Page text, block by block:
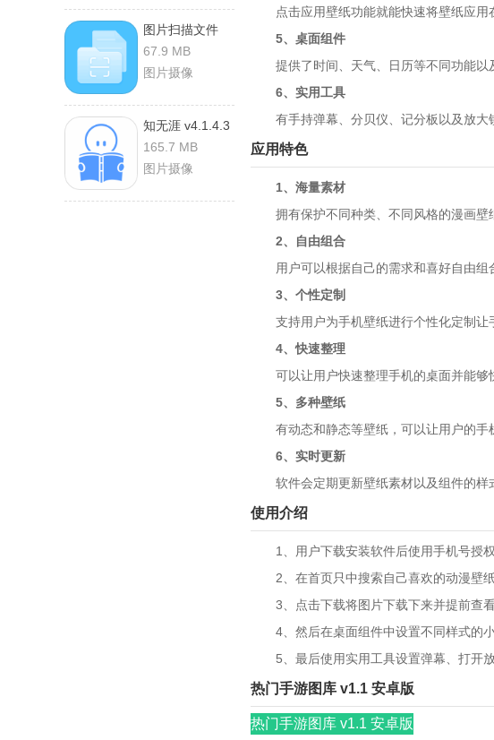
图片扫描文件
v1.1.0 安卓版
67.9 MB
图片摄像
知无涯 v4.1.4.3
安卓版
165.7 MB
图片摄像
点击应用壁纸功能就能快速将壁纸应用
5、桌面组件
提供了时间、天气、日历等不同功能以
6、实用工具
有手持弹幕、分贝仪、记分板以及放大
应用特色
1、海量素材
拥有保护不同种类、不同风格的漫画壁
2、自由组合
用户可以根据自己的需求和喜好自由组
3、个性定制
支持用户为手机壁纸进行个性化定制让
4、快速整理
可以让用户快速整理手机的桌面并能够
5、多种壁纸
有动态和静态等壁纸，可以让用户的手
6、实时更新
软件会定期更新壁纸素材以及组件的样
使用介绍
1、用户下载安装软件后使用手机号授权
2、在首页只中搜索自己喜欢的动漫壁纸
3、点击下载将图片下载下来并提前查看
4、然后在桌面组件中设置不同样式的小
5、最后使用实用工具设置弹幕、打开放
热门手游图库 v1.1 安卓版
热门手游图库 v1.1 安卓版